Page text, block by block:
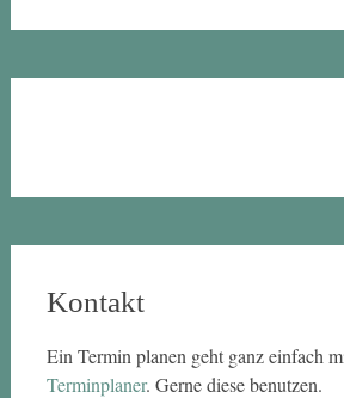
Kontakt
Ein Termin planen geht ganz einfach
Terminplaner. Gerne diese benutzen.